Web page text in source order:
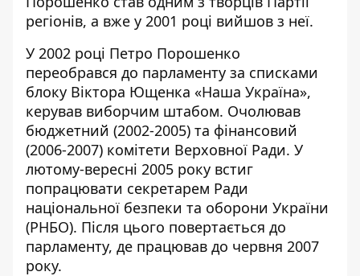
регіонів, а вже у 2001 році вийшов з неї.
У 2002 році Петро Порошенко
переобрався до парламенту за списками
блоку Віктора Ющенка «Наша Україна»,
керував виборчим штабом. Очолював
бюджетний (2002-2005) та фінансовий
(2006-2007) комітети Верховної Ради. У
лютому-вересні 2005 року встиг
попрацювати секретарем Ради
національної безпеки та оборони України
(РНБО). Після цього повертається до
парламенту, де працював до червня 2007
року.